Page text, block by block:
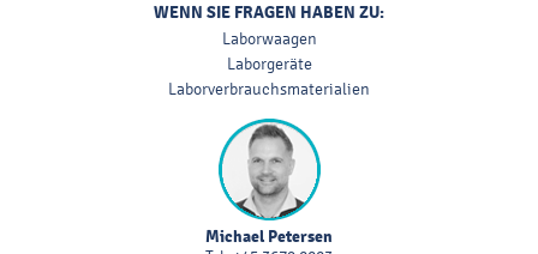
WENN SIE FRAGEN HABEN ZU:
Laborwaagen
Laborgeräte
Laborverbrauchsmaterialien
Michael Petersen